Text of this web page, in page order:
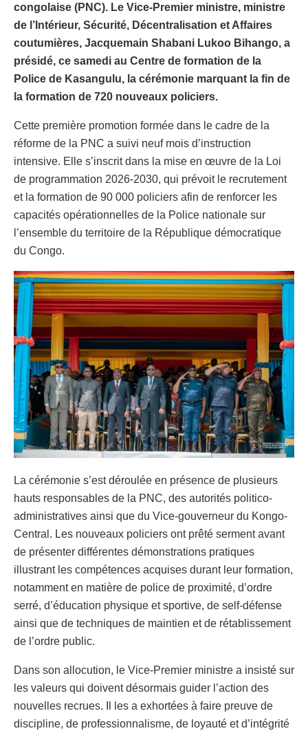
congolaise (PNC). Le Vice-Premier ministre, ministre
de l’Intérieur, Sécurité, Décentralisation et Affaires
coutumières, Jacquemain Shabani Lukoo Bihango, a
présidé, ce samedi au Centre de formation de la
Police de Kasangulu, la cérémonie marquant la fin de
la formation de 720 nouveaux policiers.
Cette première promotion formée dans le cadre de la
réforme de la PNC a suivi neuf mois d’instruction
intensive. Elle s’inscrit dans la mise en œuvre de la Loi
de programmation 2026-2030, qui prévoit le recrutement
et la formation de 90 000 policiers afin de renforcer les
capacités opérationnelles de la Police nationale sur
l’ensemble du territoire de la République démocratique
du Congo.
La cérémonie s’est déroulée en présence de plusieurs
hauts responsables de la PNC, des autorités politico-
administratives ainsi que du Vice-gouverneur du Kongo-
Central. Les nouveaux policiers ont prêté serment avant
de présenter différentes démonstrations pratiques
illustrant les compétences acquises durant leur formation,
notamment en matière de police de proximité, d’ordre
serré, d’éducation physique et sportive, de self-défense
ainsi que de techniques de maintien et de rétablissement
de l’ordre public.
Dans son allocution, le Vice-Premier ministre a insisté sur
les valeurs qui doivent désormais guider l’action des
nouvelles recrues. Il les a exhortées à faire preuve de
discipline, de professionnalisme, de loyauté et d’intégrité